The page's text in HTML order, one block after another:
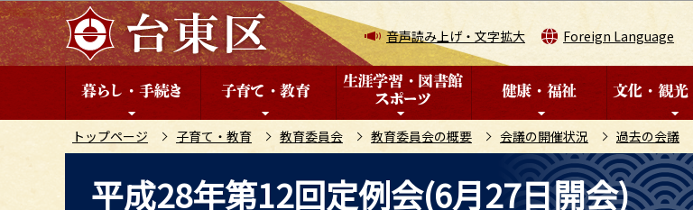
こ
の
ペ
音声読み上げ・文字拡大 Foreign Language
トップページ 子育て・教育 教育委員会 教育委員会の概要 会議の開催状況 過去の会議
平成28年第12回定例会(6月27日開会)